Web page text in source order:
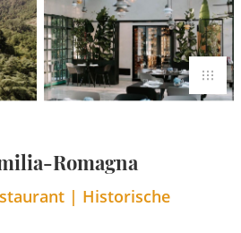
Romagna
| Historische